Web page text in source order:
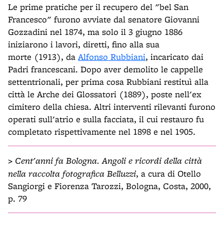
Le prime pratiche per il recupero del "bel San
Francesco" furono avviate dal senatore Giovanni
Gozzadini nel 1874, ma solo il 3 giugno 1886
iniziarono i lavori, diretti, fino alla sua
morte (1913), da Alfonso Rubbiani, incaricato dai
Padri francescani. Dopo aver demolito le cappelle
settentrionali, per prima cosa Rubbiani restituì alla
città le Arche dei Glossatori (1889), poste nell'ex
cimitero della chiesa. Altri interventi rilevanti furono
operati sull'atrio e sulla facciata, il cui restauro fu
completato rispettivamente nel 1898 e nel 1905.
> Cent'anni fa Bologna. Angoli e ricordi della città
nella raccolta fotografica Belluzzi, a cura di Otello
Sangiorgi e Fiorenza Tarozzi, Bologna, Costa, 2000,
p. 79